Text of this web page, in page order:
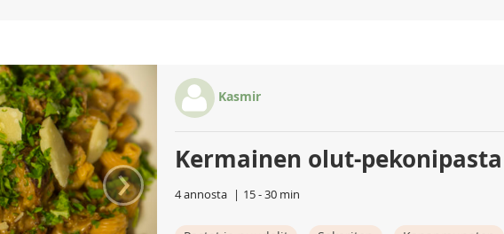
›
Kasmir
Kermainen olut-pekonipasta
4 annosta 15 - 30 min